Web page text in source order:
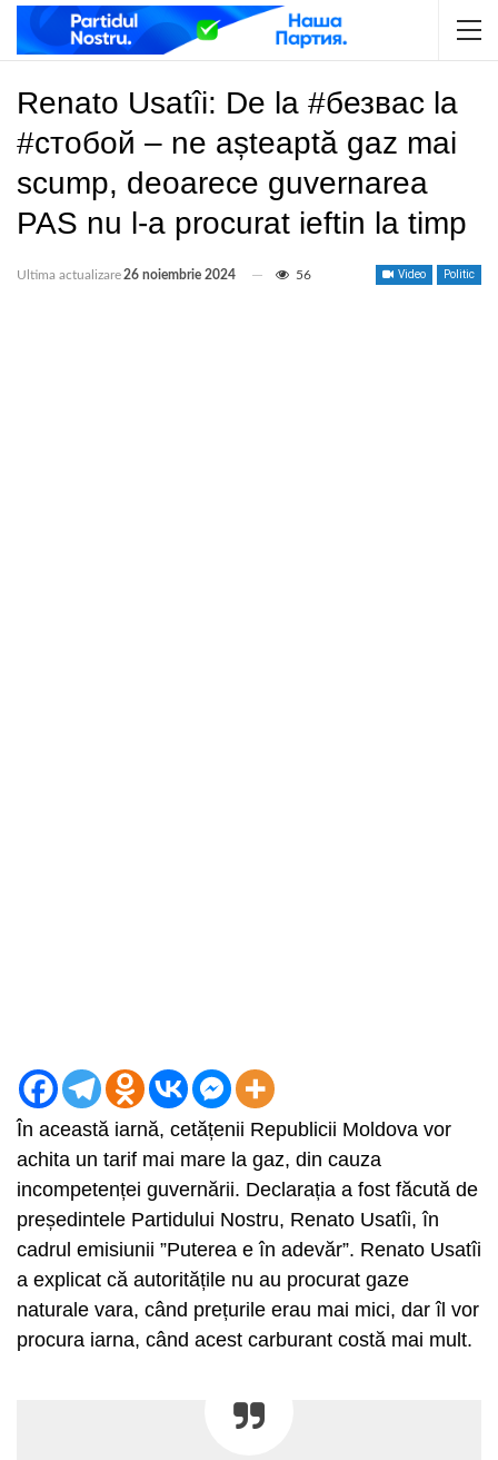
Renato Usatîi: De la #безвас la
#стобой – ne așteaptă gaz mai
scump, deoarece guvernarea
PAS nu l-a procurat ieftin la timp
Video Politic
Ultima actualizare26 noiembrie 2024 56
În această iarnă, cetățenii Republicii Moldova vor
achita un tarif mai mare la gaz, din cauza
incompetenței guvernării. Declarația a fost făcută de
președintele Partidului Nostru, Renato Usatîi, în
cadrul emisiunii ”Puterea e în adevăr”. Renato Usatîi
a explicat că autoritățile nu au procurat gaze
naturale vara, când prețurile erau mai mici, dar îl vor
procura iarna, când acest carburant costă mai mult.